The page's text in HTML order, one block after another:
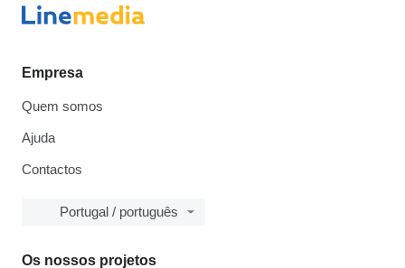
Empresa
Quem somos
Ajuda
Contactos
Portugal / português
Os nossos projetos